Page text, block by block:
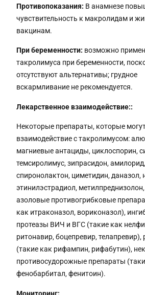
Противопоказания: В анамнезе
чувствительность к макролидам и
вакцинам.
При беременности: возможно
такролимуса при беременности,
отсутствуют альтернативы; грудное
вскармливание не рекомендуется.
Лекарственное взаимодействие::
Некоторые препараты, которые
взаимодействие с такролимусом:
магниевые антациды, циклоспорин,
темсиролимус, зипрасидон, амилорид,
спиронолактон, циметидин, даназол,
этинилэстрадиол,
азоловые противогрибковые
как итраконазол, вориконазол),
протеазы ВИЧ и ВГС (такие как
ритонавир, боцепревир,
(такие как рифампин, рифабутин),
противосудорожные препараты
фенобарбитал, фенитоин).
Мониторинг: